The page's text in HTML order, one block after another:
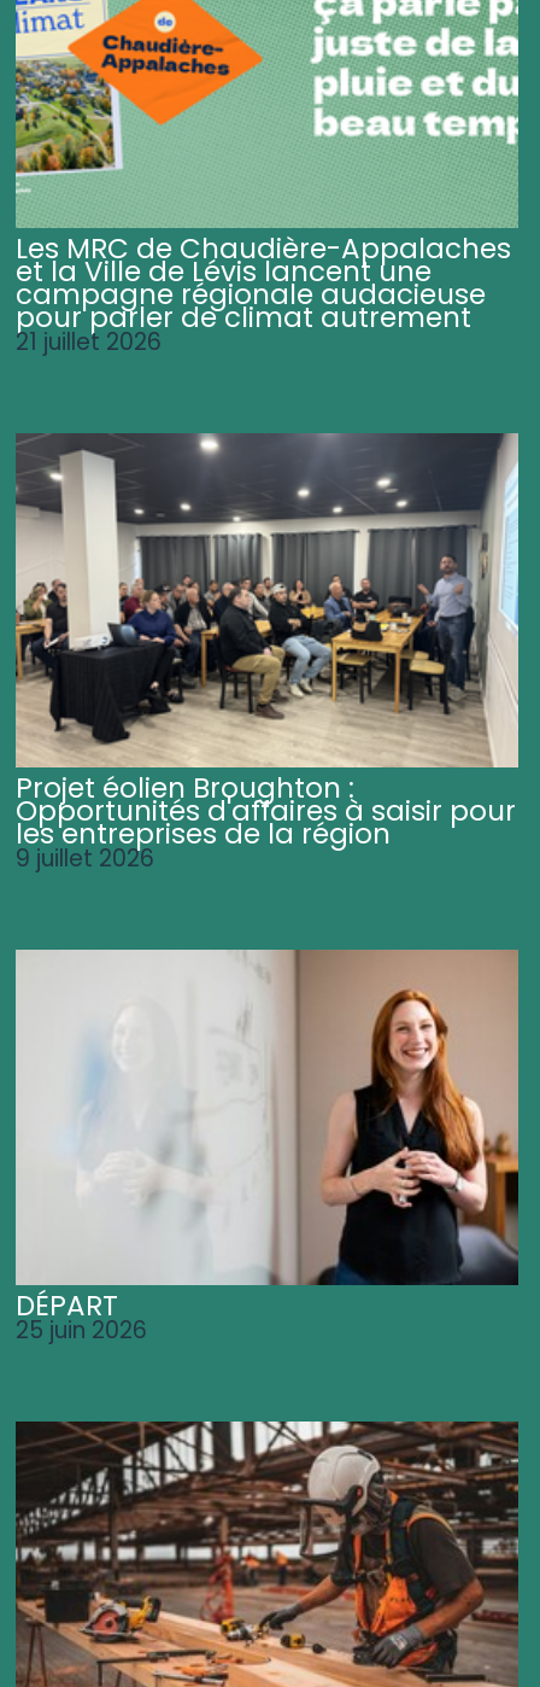
Les MRC de Chaudière-Appalaches
et la Ville de Lévis lancent une
campagne régionale audacieuse
pour parler de climat autrement
21 juillet 2026
Projet éolien Broughton :
Opportunités d'affaires à saisir pour
les entreprises de la région
9 juillet 2026
DÉPART
25 juin 2026